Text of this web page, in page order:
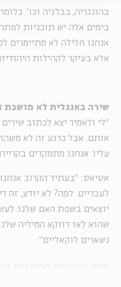
בהונגריה, בבלגיה וכו'.
בימים אלה יש תוכניות
אנחנו חלילה לא מתיימרים
אלא בעיקר לקהילות
שירה באנגלית לא מושכת
"לי ולאמיר יצא לכתוב
אותם. אבל כרגע זה לא משהו
עליו. אנחנו מתמקדים
אטיאס: "בעתיד הקרוב
לעבריים. למה? לא יודע, זה
יוצאים בשפת האם שלנו.
שהוא לאו דווקא המיליה
נשארים לוקאליים".